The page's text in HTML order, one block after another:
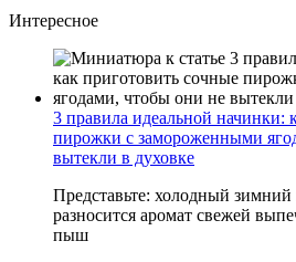
Интересное
3 правила идеальной начинки:
пирожки с замороженными
вытекли в духовке
Представьте: холодный зимний
разносится аромат свежей
пыш